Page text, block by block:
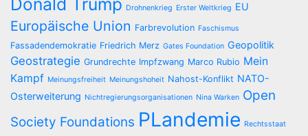
Donald Trump Drohnenkrieg Erster Weltkrieg EU
Europäische Union Farbrevolution Faschismus
Fassadendemokratie Friedrich Merz Gates Foundation Geopolitik
Geostrategie Grundrechte Impfzwang Marco Rubio Mein
Kampf Meinungsfreiheit Meinungshoheit Nahost-Konflikt NATO-
Osterweiterung Nichtregierungsorganisationen Nina Warken Open
Society Foundations PLandemie Rechtsstaat